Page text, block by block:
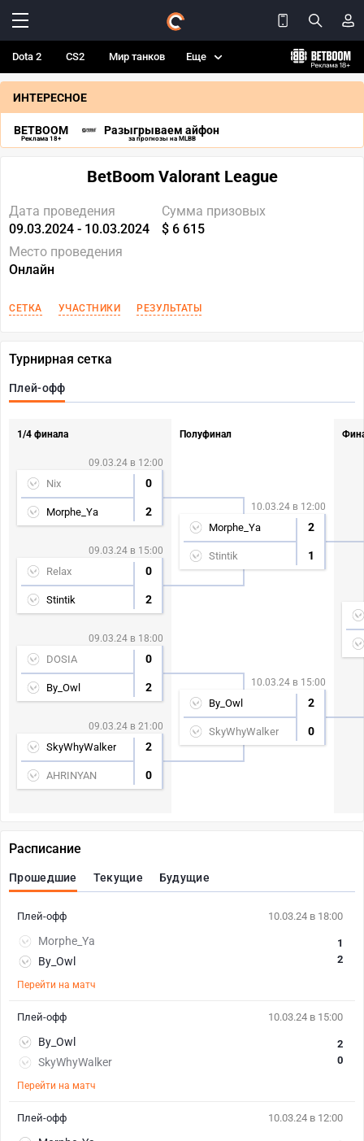
Dota 2 CS2 Мир танков Еще
ИНТЕРЕСНОЕ
BETBOOM
Реклама 18+
Разыгрываем айфон
за прогнозы на MLBB
BetBoom Valorant League
Дата проведения
09.03.2024 - 10.03.2024
Сумма призовых
$ 6 615
Место проведения
Онлайн
СЕТКА УЧАСТНИКИ РЕЗУЛЬТАТЫ
Турнирная сетка
Плей-офф
1/4 финала
09.03.24 в 12:00
Nix 0
Morphe_Ya 2
09.03.24 в 15:00
Relax 0
Stintik 2
09.03.24 в 18:00
DOSIA 0
By_Owl 2
09.03.24 в 21:00
SkyWhyWalker 2
AHRINYAN 0
Полуфинал
10.03.24 в 12:00
Morphe_Ya 2
Stintik 1
10.03.24 в 15:00
By_Owl 2
SkyWhyWalker 0
Расписание
Прошедшие Текущие Будущие
10.03.24 в 18:00
Morphe_Ya
By_Owl
1
2
Перейти на матч
Плей-офф
10.03.24 в 15:00
By_Owl
SkyWhyWalker
2
0
Перейти на матч
Плей-офф
10.03.24 в 12:00
Плей-офф